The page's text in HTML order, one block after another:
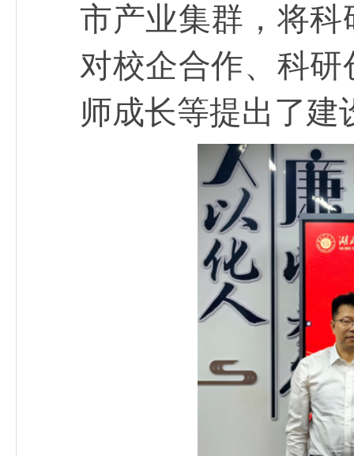
市产业集群，将
对校企合作、科
师成长等提出了建